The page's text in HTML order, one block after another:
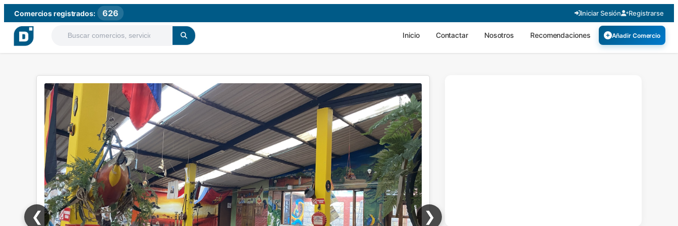
Comercios registrados: 626 Iniciar Sesión Registrarse
Inicio Contactar Nosotros Recomendaciones Añadir Comercio
❮ ❯